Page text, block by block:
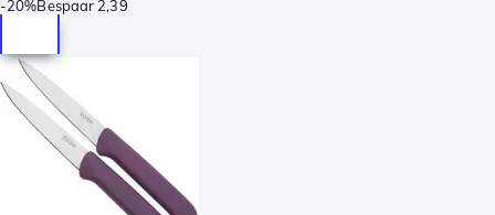
-20%Bespaar 2,39